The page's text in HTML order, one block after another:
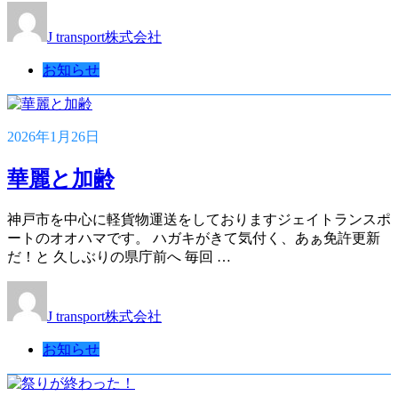
J transport株式会社
お知らせ
2026年1月26日
華麗と加齢
神戸市を中心に軽貨物運送をしておりますジェイトランスポ
ートのオオハマです。 ハガキがきて気付く、あぁ免許更新
だ！と 久しぶりの県庁前へ 毎回 …
J transport株式会社
お知らせ